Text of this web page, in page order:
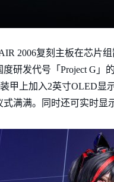
2006复刻主板在芯片
研发代号「Project G
甲上加入2英寸OLED显
式满满。同时还可实时显